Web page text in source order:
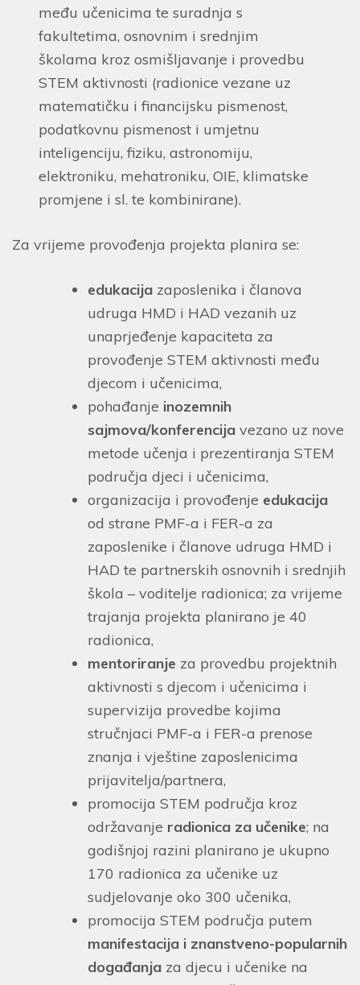
među učenicima te suradnja s
fakultetima, osnovnim i srednjim
školama kroz osmišljavanje i provedbu
STEM aktivnosti (radionice vezane uz
matematičku i financijsku pismenost,
podatkovnu pismenost i umjetnu
inteligenciju, fiziku, astronomiju,
elektroniku, mehatroniku, OIE, klimatske
promjene i sl. te kombinirane).
Za vrijeme provođenja projekta planira se:
edukacija zaposlenika i članova
udruga HMD i HAD vezanih uz
unaprjeđenje kapaciteta za
provođenje STEM aktivnosti među
djecom i učenicima,
pohađanje inozemnih
sajmova/konferencija vezano uz nove
metode učenja i prezentiranja STEM
područja djeci i učenicima,
organizacija i provođenje edukacija
od strane PMF-a i FER-a za
zaposlenike i članove udruga HMD i
HAD te partnerskih osnovnih i srednjih
škola – voditelje radionica; za vrijeme
trajanja projekta planirano je 40
radionica,
mentoriranje za provedbu projektnih
aktivnosti s djecom i učenicima i
supervizija provedbe kojima
stručnjaci PMF-a i FER-a prenose
znanja i vještine zaposlenicima
prijavitelja/partnera,
promocija STEM područja kroz
održavanje radionica za učenike; na
godišnjoj razini planirano je ukupno
170 radionica za učenike uz
sudjelovanje oko 300 učenika,
promocija STEM područja putem
manifestacija i znanstveno-popularnih
događanja za djecu i učenike na